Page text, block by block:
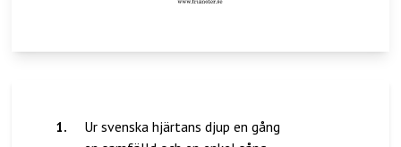
1.
Ur svenska hjärtans djup en gång